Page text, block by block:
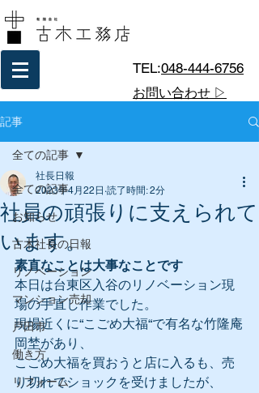
TEL:048-444-6756
お問い合わせ ▷
記事
全ての記事
お知らせ
古木社長の日報
リノベーション
マンション売却
戸田市
働き方
リフォーム
全ての記事
社員の頑張りに支えられて
います。
社長日報
2023年4月22日 読了時間: 2分
素直なことは大事なことです
本日は台東区入谷のリノベーション現
場の手直し作業でした。
現場近くに“こごめ大福“で有名な竹隆庵
岡埜があり、
こごめ大福を買おうと店に入るも、売
り切れでショックを受けましたが、